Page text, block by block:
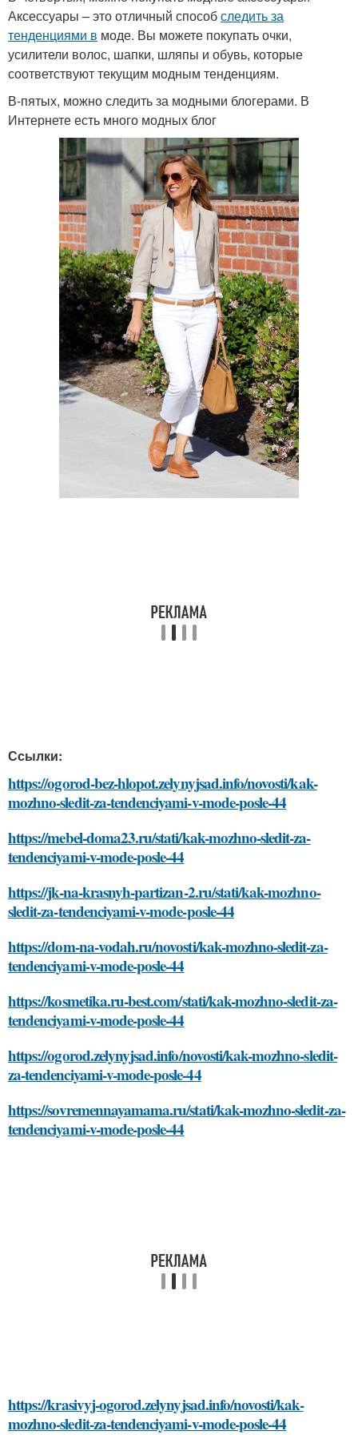
Аксессуары – это отличный способследить за
тенденциями в моде. Вы можете покупать очки,
усилители волос, шапки, шляпы и обувь, которые
соответствуют текущим модным тенденциям.
В-пятых, можно следить за модными блогерами. В
Интернете есть много модных блог
Ссылки:
https://ogorod-bez-hlopot.zelynyjsad.info/novosti/kak-
mozhno-sledit-za-tendenciyami-v-mode-posle-44
https://mebel-doma23.ru/stati/kak-mozhno-sledit-za-
tendenciyami-v-mode-posle-44
https://jk-na-krasnyh-partizan-2.ru/stati/kak-mozhno-
sledit-za-tendenciyami-v-mode-posle-44
https://dom-na-vodah.ru/novosti/kak-mozhno-sledit-za-
tendenciyami-v-mode-posle-44
https://kosmetika.ru-best.com/stati/kak-mozhno-sledit-za-
tendenciyami-v-mode-posle-44
https://ogorod.zelynyjsad.info/novosti/kak-mozhno-sledit-
za-tendenciyami-v-mode-posle-44
https://sovremennayamama.ru/stati/kak-mozhno-sledit-za-
tendenciyami-v-mode-posle-44
https://krasivyj-ogorod.zelynyjsad.info/novosti/kak-
mozhno-sledit-za-tendenciyami-v-mode-posle-44